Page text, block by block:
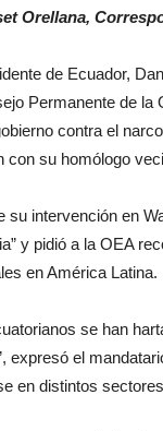
Orellana,
de Ecuador,
Permanente de la
contra el
con su homólogo
su intervención en
y pidió a la OEA
en América Latina.
se han
expresó el
en distintos